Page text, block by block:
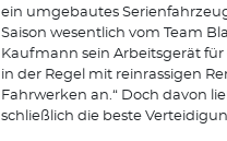
ein umgebautes
Saison wesentlich vom Team
Kaufmann sein Arbeitsgerät
in der Regel mit reinrassigen
Fahrwerken an.“ Doch davon
schließlich die beste